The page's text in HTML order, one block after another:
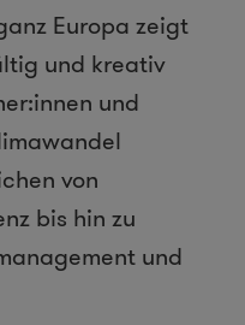
Europa zeigt
und kreativ
und
von
bis hin zu
und